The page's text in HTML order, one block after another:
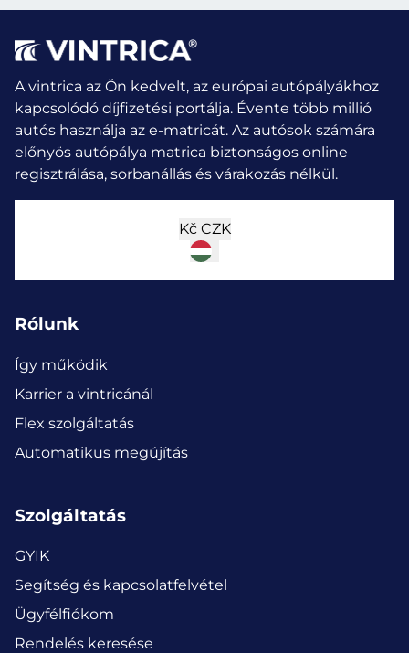
A vintrica az Ön kedvelt, az európai autópályákhoz
kapcsolódó díjfizetési portálja. Évente több millió
autós használja az e-matricát. Az autósok számára
előnyös autópálya matrica biztonságos online
regisztrálása, sorbanállás és várakozás nélkül.
Kč CZK
Rólunk
Így működik
Karrier a vintricánál
Flex szolgáltatás
Automatikus megújítás
Szolgáltatás
GYIK
Segítség és kapcsolatfelvétel
Ügyfélfiókom
Rendelés keresése